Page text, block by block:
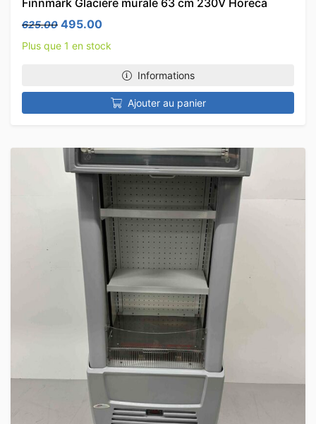
Finnmark Glacière murale 63 cm 230V Horeca
625.00 Le prix initial était : 625.00.
495.00Le prix actuel est : 495.00.
Plus que 1 en stock
Informations
Ajouter au panier